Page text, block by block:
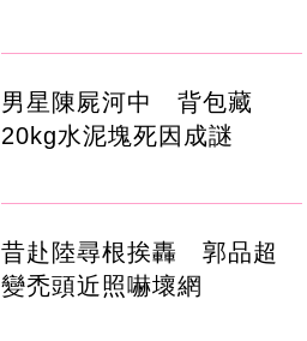
男星陳屍河中 背包藏
20kg水泥塊死因成謎
昔赴陸尋根挨轟 郭品超
變禿頭近照嚇壞網